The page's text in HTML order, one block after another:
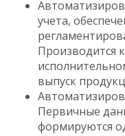
учета,
Производится
выпуск
Первичные
формируются